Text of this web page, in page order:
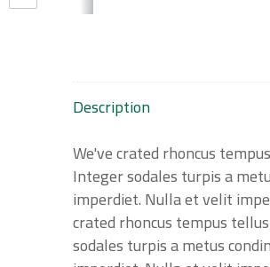
Description
We've crated rhoncus
Integer sodales turpis a
imperdiet. Nulla et velit
crated rhoncus tempus
sodales turpis a metus